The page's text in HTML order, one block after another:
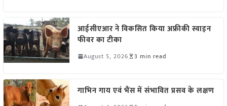
आईसीएआर ने विकसित किया अफ्रीकी स्वाइन
फीवर का टीका
August 5, 2026 3 min read
गाभिन गाय एवं भैंस में संभावित प्रसव के लक्षण